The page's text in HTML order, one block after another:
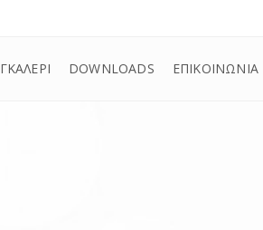
ΓΚΑΛΕΡΙ DOWNLOADS ΕΠΙΚΟΙΝΩΝΙΑ